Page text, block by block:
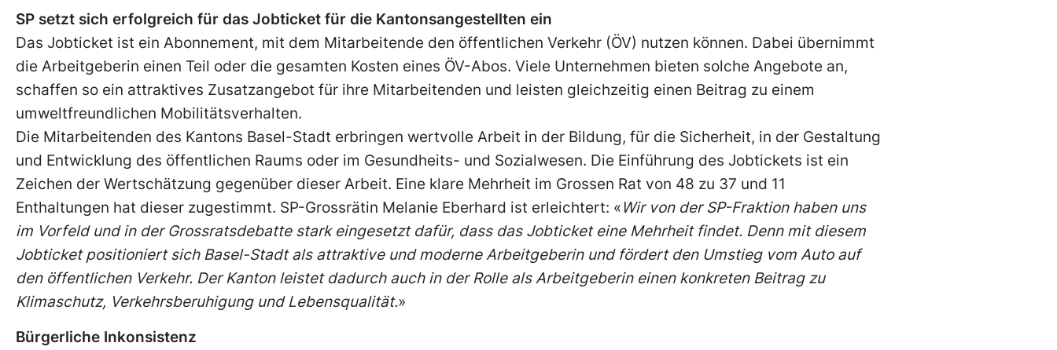
SP setzt sich erfolgreich für das Jobticket für die Kantonsangestellten ein
Das Jobticket ist ein Abonnement, mit dem Mitarbeitende den öffentlichen Verkehr (ÖV) nutzen können. Dabei übernimmt
die Arbeitgeberin einen Teil oder die gesamten Kosten eines ÖV-Abos. Viele Unternehmen bieten solche Angebote an,
schaffen so ein attraktives Zusatzangebot für ihre Mitarbeitenden und leisten gleichzeitig einen Beitrag zu einem
umweltfreundlichen Mobilitätsverhalten.
Die Mitarbeitenden des Kantons Basel-Stadt erbringen wertvolle Arbeit in der Bildung, für die Sicherheit, in der Gestaltung
und Entwicklung des öffentlichen Raums oder im Gesundheits- und Sozialwesen. Die Einführung des Jobtickets ist ein
Zeichen der Wertschätzung gegenüber dieser Arbeit. Eine klare Mehrheit im Grossen Rat von 48 zu 37 und 11
Enthaltungen hat dieser zugestimmt. SP-Grossrätin Melanie Eberhard ist erleichtert: «Wir von der SP-Fraktion haben uns
im Vorfeld und in der Grossratsdebatte stark eingesetzt dafür, dass das Jobticket eine Mehrheit findet. Denn mit diesem
Jobticket positioniert sich Basel-Stadt als attraktive und moderne Arbeitgeberin und fördert den Umstieg vom Auto auf
den öffentlichen Verkehr. Der Kanton leistet dadurch auch in der Rolle als Arbeitgeberin einen konkreten Beitrag zu
Klimaschutz, Verkehrsberuhigung und Lebensqualität.»
Bürgerliche Inkonsistenz